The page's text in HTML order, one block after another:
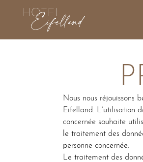
HOTEL
Nous nous réjouissons
Eifelland. L’utilisation
concernée souhaite
le traitement des
personne concernée.
Le traitement des